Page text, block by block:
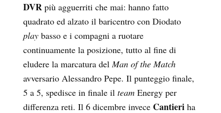
DVR più agguerriti che mai: hanno fatto
quadrato ed alzato il baricentro con Diodato
play basso e i compagni a ruotare
continuamente la posizione, tutto al fine di
eludere la marcatura delMan of the Match
avversario Alessandro Pepe. Il punteggio finale,
5 a 5, spedisce in finale il team Energy per
differenza reti. Il 6 dicembre invece Cantieri ha